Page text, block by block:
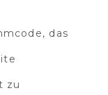
das
zu